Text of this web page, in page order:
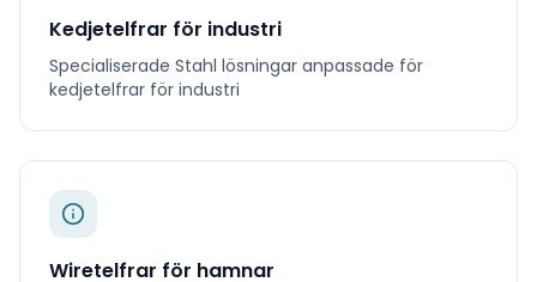
Kedjetelfrar för industri
Specialiserade Stahl lösningar anpassade för
kedjetelfrar för industri
Wiretelfrar för hamnar